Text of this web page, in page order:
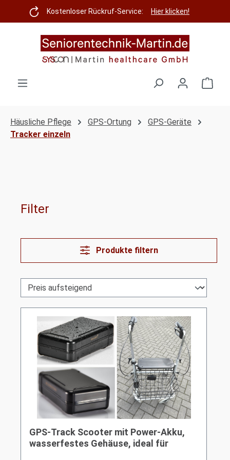
Zum Hauptinhalt springen
Kostenloser Rückruf-Service: Hier klicken!
Häusliche Pflege GPS-Ortung
GPS-Geräte
Tracker einzeln
Filter
Produkte filtern
GPS-Track Scooter mit Power-Akku,
wasserfestes Gehäuse, ideal für